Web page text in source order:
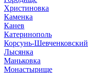
Христиновка
Каменка
Канев
Катеринополь
Корсунь-Шевченковский
Лысянка
Маньковка
Монастырище